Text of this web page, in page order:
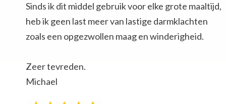
Sinds ik dit middel gebruik voor elke grote maaltijd,
heb ik geen last meer van lastige darmklachten
zoals een opgezwollen maag en winderigheid.
Zeer tevreden.
Michael